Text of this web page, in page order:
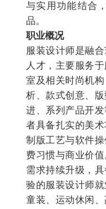
与实用功能结合
品。
职业概况
服装设计师是融
人才，主要服务
室及相关时尚机
析、款式创意、
进、系列产品开
者具备扎实的美术
制版工艺与软件
费习惯与商业价
需求持续升级，
验的服装设计师就
童装、运动休闲